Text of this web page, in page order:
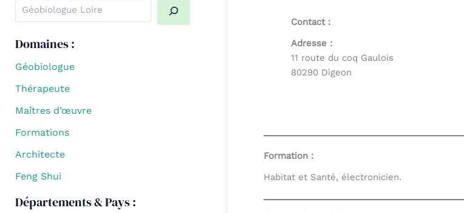
Domaines :
Géobiologue
Thérapeute
Maîtres d’œuvre
Formations
Architecte
Feng Shui
Départements & Pays :
Contact :
Adresse :
11 route du coq Gaulois
80290 Digeon
Formation :
Habitat et Santé, électronicien.